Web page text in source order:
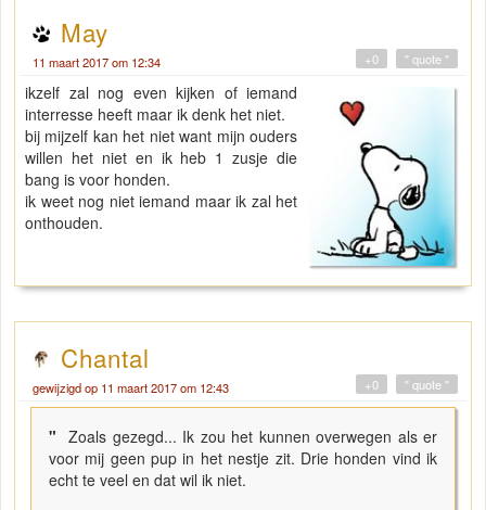
May
11 maart 2017 om 12:34 " quote "
+0
ikzelf zal nog even kijken of iemand
interresse heeft maar ik denk het niet.
bij mijzelf kan het niet want mijn ouders
willen het niet en ik heb 1 zusje die
bang is voor honden.
ik weet nog niet iemand maar ik zal het
onthouden.
Chantal
gewijzigd op 11 maart 2017 om 12:43 " quote "
+0
" Zoals gezegd... Ik zou het kunnen overwegen als er
voor mij geen pup in het nestje zit. Drie honden vind ik
echt te veel en dat wil ik niet.